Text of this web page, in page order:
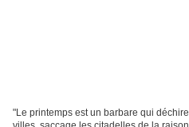
"Le printemps est un barbare qui